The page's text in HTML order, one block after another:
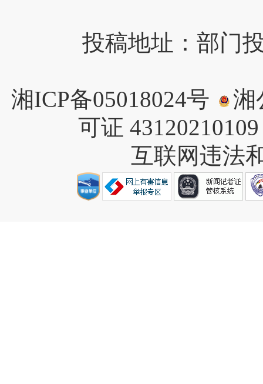
投稿地址：部门
湘ICP备05018024号
湘
可证
互联网违法